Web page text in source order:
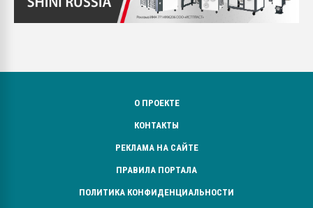
О ПРОЕКТЕ
КОНТАКТЫ
РЕКЛАМА НА САЙТЕ
ПРАВИЛА ПОРТАЛА
ПОЛИТИКА КОНФИДЕНЦИАЛЬНОСТИ